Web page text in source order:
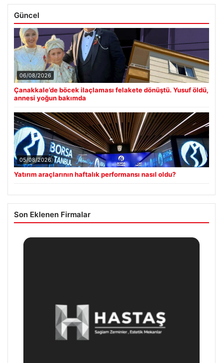
Güncel
06/08/2026
Çanakkale’de böcek ilaçlaması felakete dönüştü. Yusuf öldü,
annesi yoğun bakımda
05/08/2026
Yatırım araçlarının haftalık performansı nasıl oldu?
Son Eklenen Firmalar